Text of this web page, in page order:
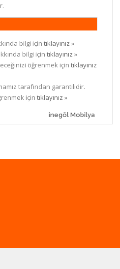
bilgi için tıklayınız »
bilgi için tıklayınız »
öğrenmek için tıklayınız
tarafından garantilidir.
için tıklayınız »
inegöl Mobilya